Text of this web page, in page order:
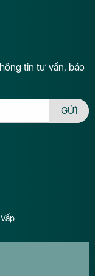
tin tư vấn, báo
GỬI